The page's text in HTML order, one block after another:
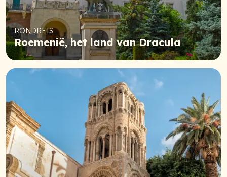
RONDREIS
Roemenië, het land van Dracula